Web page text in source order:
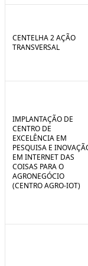
CENTELHA 2 AÇÃO
TRANSVERSAL
IMPLANTAÇÃO DE
CENTRO DE
EXCELÊNCIA EM
PESQUISA E
EM INTERNET DAS
COISAS PARA O
AGRONEGÓCIO
(CENTRO AGRO-IOT)